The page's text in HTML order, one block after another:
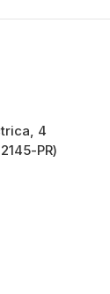
4
PR)